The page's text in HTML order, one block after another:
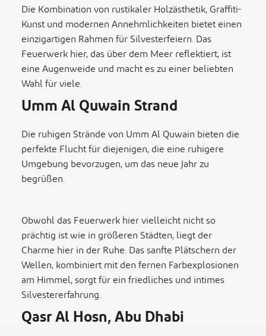
Die Kombination von rustikaler Holzästhetik, Graffiti-
Kunst und modernen Annehmlichkeiten bietet einen
einzigartigen Rahmen für Silvesterfeiern.Das
Feuerwerk hier, das über dem Meer reflektiert, ist
eine Augenweide und macht es zu einer beliebten
Wahl für viele.
Umm Al Quwain Strand
Die ruhigen Strände von Umm Al Quwain bieten die
perfekte Flucht für diejenigen, die eine ruhigere
Umgebung bevorzugen, um das neue Jahr zu
begrüßen.
Obwohl das Feuerwerk hier vielleicht nicht so
prächtig ist wie in größeren Städten, liegt der
Charme hier in der Ruhe. Das sanfte Plätschern der
Wellen, kombiniert mit den fernen Farbexplosionen
am Himmel, sorgt für ein friedliches und intimes
Silvestererfahrung.
Qasr Al Hosn, Abu Dhabi